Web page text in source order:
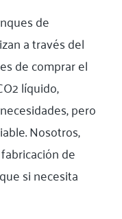
de
a través del
de comprar el
líquido,
pero
Nosotros,
de
si necesita